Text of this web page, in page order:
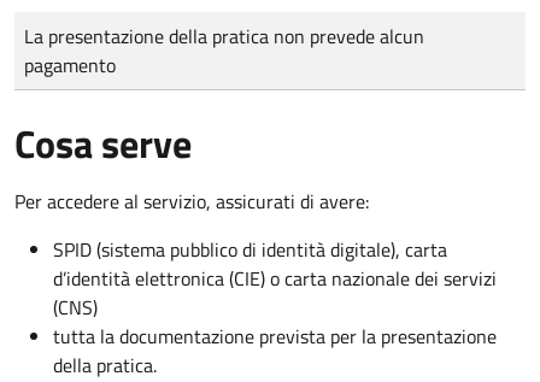
Tipo di pagamento
Importo
La presentazione della pratica non prevede alcun
pagamento
Cosa serve
Per accedere al servizio, assicurati di avere:
SPID (sistema pubblico di identità digitale), carta
d’identità elettronica (CIE) o carta nazionale dei servizi
(CNS)
tutta la documentazione prevista per la presentazione
della pratica.